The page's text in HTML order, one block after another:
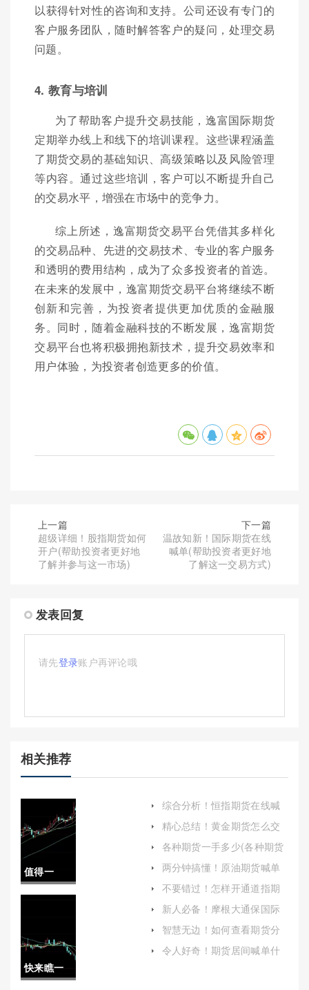
以获得针对性的咨询和支持。公司还设有专门的
客户服务团队，随时解答客户的疑问，处理交易
问题。
4. 教育与培训
为了帮助客户提升交易技能，逸富国际期货
定期举办线上和线下的培训课程。这些课程涵盖
了期货交易的基础知识、高级策略以及风险管理
等内容。通过这些培训，客户可以不断提升自己
的交易水平，增强在市场中的竞争力。
综上所述，逸富期货交易平台凭借其多样化
的交易品种、先进的交易技术、专业的客户服务
和透明的费用结构，成为了众多投资者的首选。
在未来的发展中，逸富期货交易平台将继续不断
创新和完善，为投资者提供更加优质的金融服
务。同时，随着金融科技的不断发展，逸富期货
交易平台也将积极拥抱新技术，提升交易效率和
用户体验，为投资者创造更多的价值。
上一篇
超级详细！股指期货如何
开户(帮助投资者更好地
了解并参与这一市场)
下一篇
温故知新！国际期货在线
喊单(帮助投资者更好地
了解这一交易方式)
发表回复
请先登录账户再评论哦
相关推荐
值得一
阅！内盘
可以喊单
吗(期货里
快来瞧一
综合分析！恒指期货在线喊
单严明(专业指导与风险控制
并重)
精心总结！黄金期货怎么交
易(保持良好的心态也至关重
要)
各种期货一手多少(各种期货
一手多少钱)
两分钟搞懂！原油期货喊单
的靠谱不（向投资者提供买
卖建议）
不要错过！怎样开通道指期
货账户(帮助投资者顺利开启
道指期货交易之旅)
新人必备！摩根大通保国际
期货喊单：专业指导与风险
防范
智慧无边！如何查看期货分
时图(怎么看期货分时图)
令人好奇！期货居间喊单什